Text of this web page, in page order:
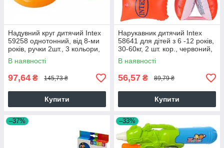
Надувний круг дитячий Intex
59258 однотонний, від 8-ми
років, ручки 2шт., 3 кольори,
25-17-3,5 см. 38315
В наявності
97,64 ₴ 145,73 ₴
Купити
Нарукавник дитячий Intex
58641 для дітей з 6 -12 років,
30-60кг, 2 шт. кор., червоний,
13-19-2,5 см. 38315
В наявності
56,57 ₴ 89,79 ₴
Купити
–37% –33%